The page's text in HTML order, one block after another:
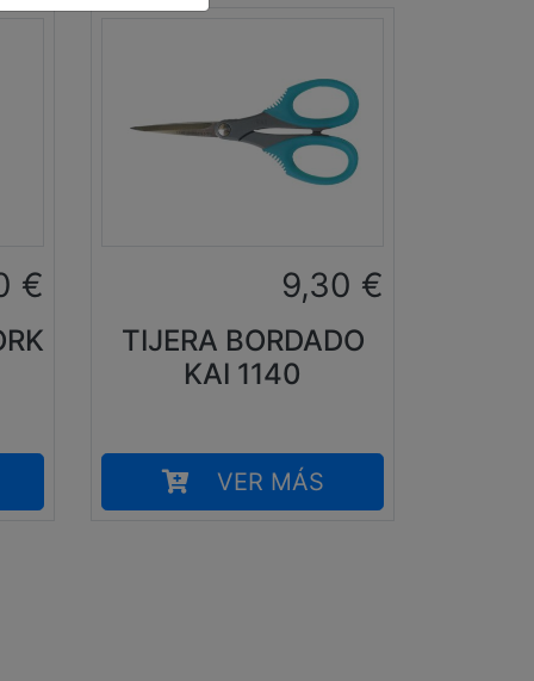
€ 9,30 €
TIJERA BORDADO
KAI 1140
VER MÁS